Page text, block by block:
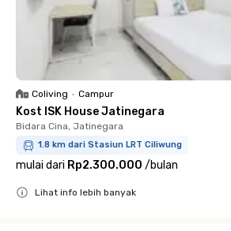
Coliving • Campur
Kost ISK House Jatinegara
Bidara Cina, Jatinegara
1.8 km dari Stasiun LRT Ciliwung
mulai dari Rp2.300.000 /bulan
Lihat info lebih banyak